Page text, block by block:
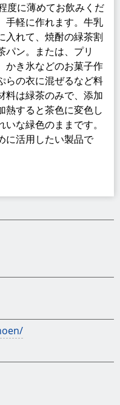
度に薄めてお飲みくだ
手軽に作れます。牛乳
入れて、焼酎の緑茶割
パン。または、プリ
かき氷などのお菓子作
らの衣に混ぜるなど料
料は緑茶のみで、添加
熱すると茶色に変色し
な緑色のままです。
に活用したい製品で